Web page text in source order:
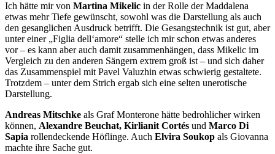
Ich hätte mir von Martina Mikelic in der Rolle der Maddalena
etwas mehr Tiefe gewünscht, sowohl was die Darstellung als auch
den gesanglichen Ausdruck betrifft. Die Gesangstechnik ist gut, aber
unter einer „Figlia dell‘amore“ stelle ich mir schon etwas anderes
vor – es kann aber auch damit zusammenhängen, dass Mikelic im
Vergleich zu den anderen Sängern extrem groß ist – und sich daher
das Zusammenspiel mit Pavel Valuzhin etwas schwierig gestaltete.
Trotzdem – unter dem Strich ergab sich eine selten unerotische
Darstellung.
Andreas Mitschke als Graf Monterone hätte bedrohlicher wirken
können, Alexandre Beuchat, Kirlianit Cortés und Marco Di
Sapia rollendeckende Höflinge. Auch Elvira Soukop als Giovanna
machte ihre Sache gut.